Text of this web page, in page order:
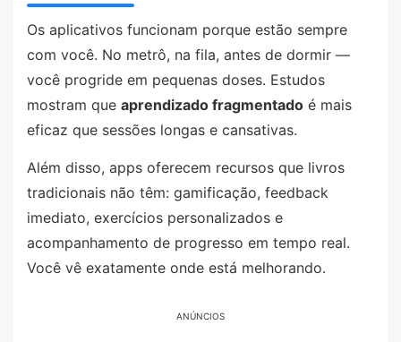
Os aplicativos funcionam porque estão sempre
com você. No metrô, na fila, antes de dormir —
você progride em pequenas doses. Estudos
mostram que aprendizado fragmentado é mais
eficaz que sessões longas e cansativas.
Além disso, apps oferecem recursos que livros
tradicionais não têm: gamificação, feedback
imediato, exercícios personalizados e
acompanhamento de progresso em tempo real.
Você vê exatamente onde está melhorando.
ANÚNCIOS